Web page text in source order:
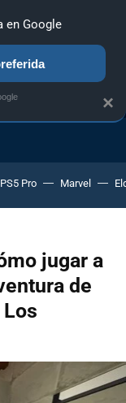
ONE
PS5 Pro Marvel
jugar a
de
×
en Google